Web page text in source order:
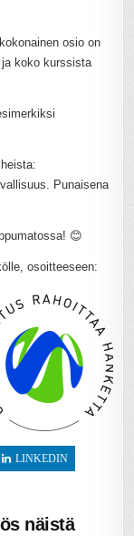
osio on
koko kurssista
Punaisena
😊
osoitteeseen:
LINKEDIN
näistä